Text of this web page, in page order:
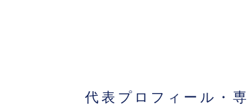
代表プロフィール・